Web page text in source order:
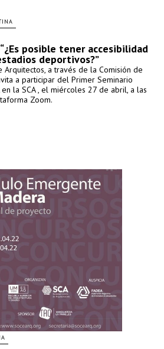
posible tener accesibilidad
deportivos?”
Arquitectos, a través de la Comisión de
a participar del Primer Seminario
la SCA , el miércoles 27 de abril, a las
Zoom.